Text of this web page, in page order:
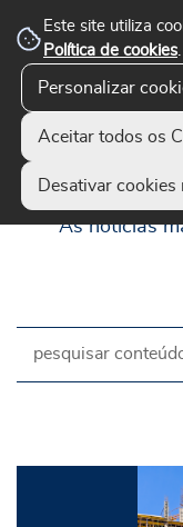
Este site utiliza
Política de cookies.
Personalizar
Aceitar todos os
Desativar cookies
As notícias